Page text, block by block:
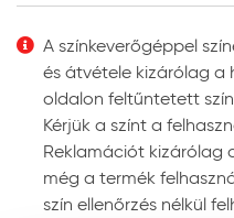
paramétereket az
Színezhetőség:
színben színezhető.
Megjegyzés: a javasolt
a legjobb tudásunk
a felhasználót az adott
A színkeverőgéppel
és átvétele kizárólag a
oldalon feltűntetett
Kérjük a színt a
Reklamációt kizárólag
még a termék
szín ellenőrzés nélkül